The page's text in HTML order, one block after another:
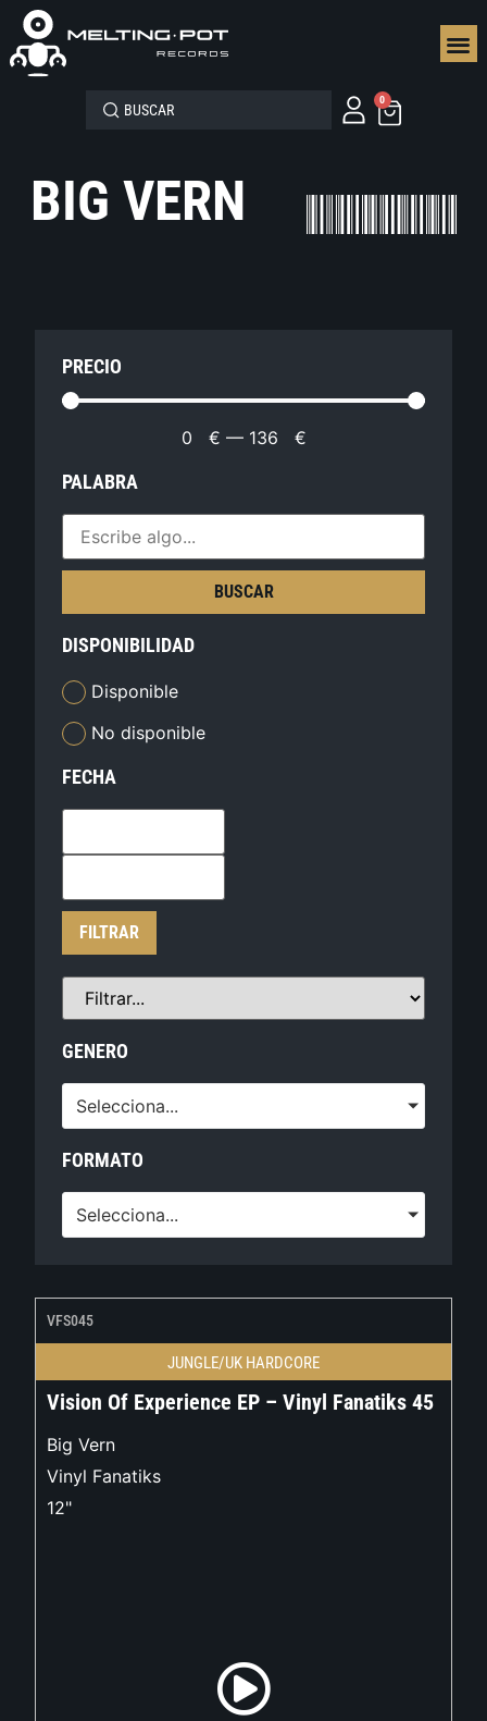
0
BIG VERN
PRECIO
0 € — 136 €
PALABRA
BUSCAR
DISPONIBILIDAD
Disponible
No disponible
FECHA
FILTRAR
GENERO
Selecciona...
FORMATO
Selecciona...
VFS045
JUNGLE/UK HARDCORE
Vision Of Experience EP – Vinyl Fanatiks 45
Big Vern
Vinyl Fanatiks
12"